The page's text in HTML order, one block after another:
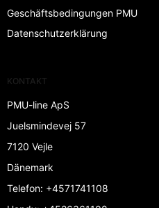
Geschäftsbedingungen PMU
Datenschutzerklärung
KONTAKT
PMU-line ApS
Juelsmindevej 57
7120 Vejle
Dänemark
Telefon: +4571741108